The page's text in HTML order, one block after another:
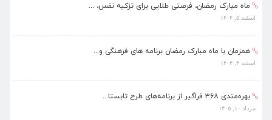
ماه مبارک رمضان، فرصتی طلایی برای تزکیه نفس، ...
اسفند ۵, ۱۴۰۴
همزمان با ماه مبارک رمضان برنامه های فرهنگی و...
اسفند ۴, ۱۴۰۴
بهره‌مندی ۳۶۸ فراگیر از برنامه‌های طرح تابستا...
مرداد ۱۰, ۱۴۰۵